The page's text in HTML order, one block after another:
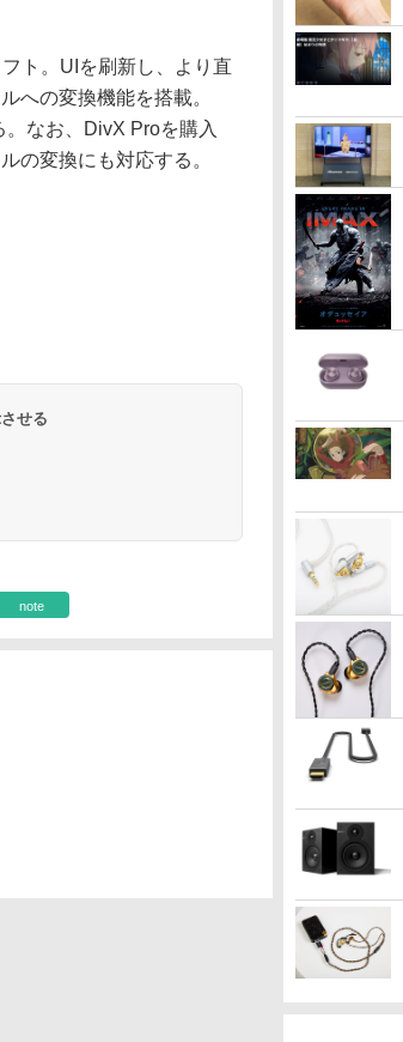
ト。UIを刷新し、より直
への変換機能を搭載。
なお、DivX Proを購入
の変換にも対応する。
せる
note